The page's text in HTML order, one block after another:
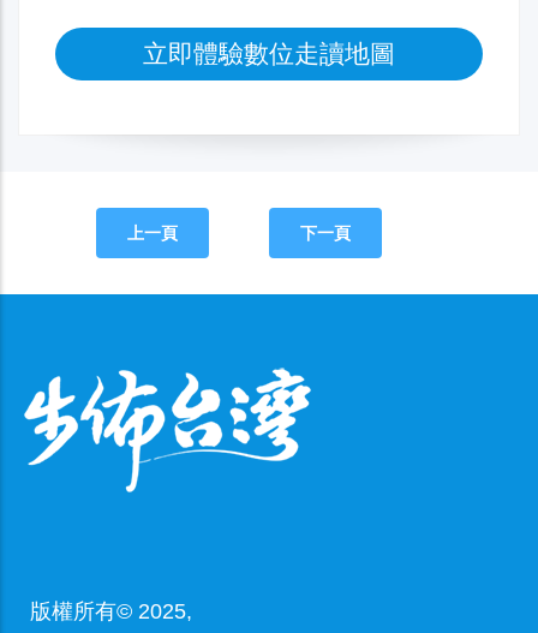
立即體驗數位走讀地圖
上一頁 下一頁
版權所有© 2025,